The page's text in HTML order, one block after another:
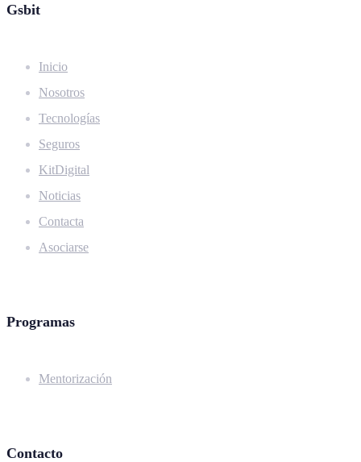
Gsbit
Inicio
Nosotros
Tecnologías
Seguros
KitDigital
Noticias
Contacta
Asociarse
Programas
Mentorización
Contacto